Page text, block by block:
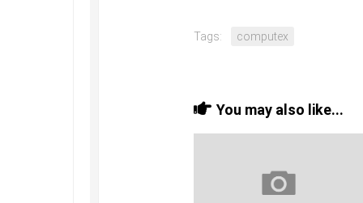
Tags: computex
You may also like...